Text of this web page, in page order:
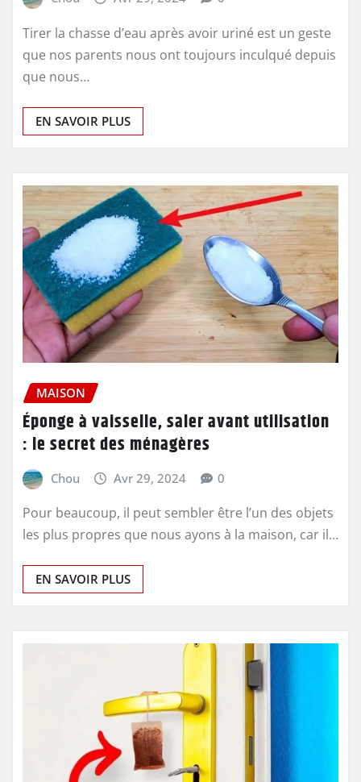
Tirer la chasse d’eau après avoir uriné est un geste
que nos parents nous ont toujours inculqué depuis
que nous…
EN SAVOIR PLUS
MAISON
Éponge à vaisselle, saler avant utilisation
: le secret des ménagères
Chou Avr 29, 2024 0
Pour beaucoup, il peut sembler être l’un des objets
les plus propres que nous ayons à la maison, car il…
EN SAVOIR PLUS